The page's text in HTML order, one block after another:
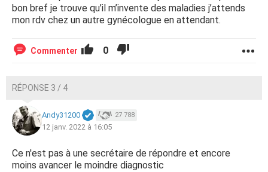
bon bref je trouve qu’il m’invente des maladies j’attends
mon rdv chez un autre gynécologue en attendant.
Commenter 0
RÉPONSE 3 / 4
Andy31200 27 788
12 janv. 2022 à 16:05
Ce n'est pas à une secrétaire de répondre et encore
moins avancer le moindre diagnostic